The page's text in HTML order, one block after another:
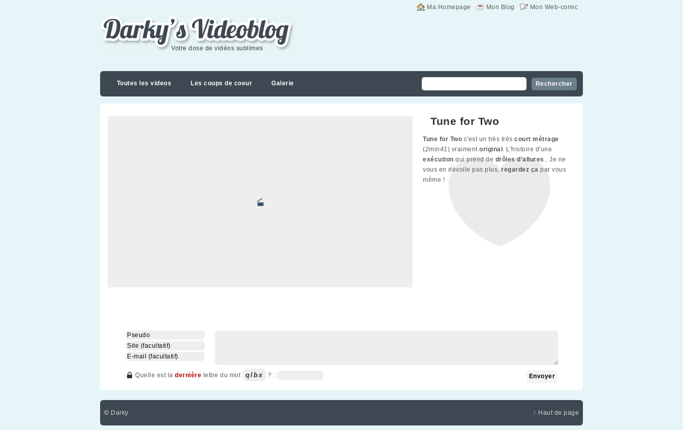
Mon Web-comic
Mon Blog
Ma Homepage
Darky's videoblog
Votre dose de vidéos sublimes
Toutes les videos Les coups de coeur Galerie
Tune for Two
Tune for Two c'est un très très court métrage
(2min41) vraiment original . L'histoire d'une
exécution qui prend de drôles d'allures .. Je ne
vous en dévoile pas plus, regardez ça par vous
même !
Quelle est la dernière lettre du mot qlbx ? :
© Darky ↑ Haut de page